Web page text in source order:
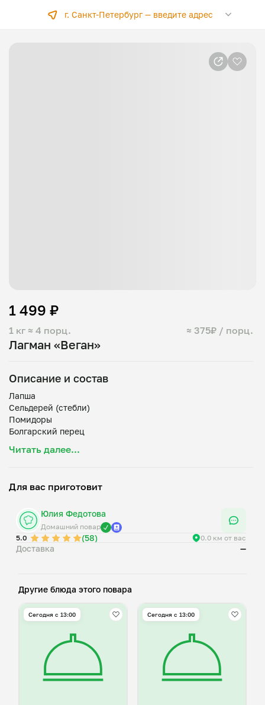
г. Санкт-Петербург —введите адрес
Лагман «Веган»
1 кг ≈ 4 порц. ≈ 375₽ / порц.
1 499 ₽
Описание и состав
Лапша
Сельдерей (стебли)
Помидоры
Болгарский перец
Чеснок
Томатная паста
Соль
Читать далее...
Для вас приготовит
Юлия Федотова
Домашний повар
5.0
(58) 0.0 км от вас
Доставка —
Другие блюда этого повара
Сегодня с 13:00 Сегодня с 13:00